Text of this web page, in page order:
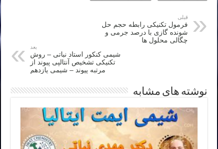
قبلی
فرمول تکنیکی رابطه حجم حل
شونده گازی با درصد جرمی و
چگالی محلول ها
بعد
شیمی کنکور استاد نباتی – روش
تکنیکی تشخیص آنتالپی پیوند از
مرتبه پیوند – شیمی یازدهم
نوشته های مشابه